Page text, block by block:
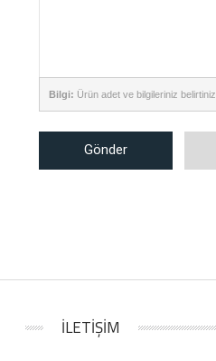
Bilgi: Ürün adet ve bilgileriniz belirtiniz
Gönder
İLETİŞİM